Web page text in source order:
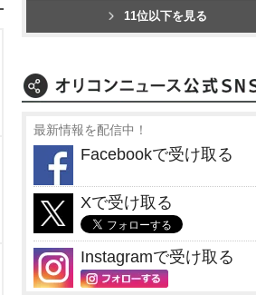
11位以下を見る
最新情報を配信中！
Facebookで受け取る
Xで受け取る
Instagramで受け取る